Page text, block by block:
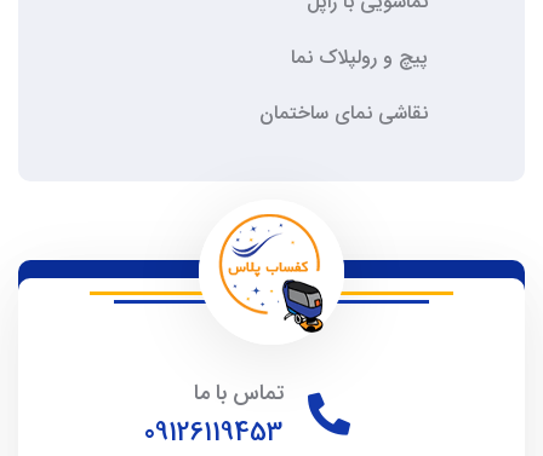
پیچ و رولپلاک نما
نقاشی نمای ساختمان
تماس با ما
09126119453